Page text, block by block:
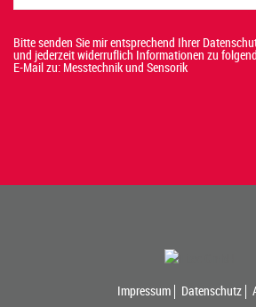
Bitte senden Sie mir entsprechend Ihrer
und jederzeit widerruflich Informationen zu
E-Mail zu: Messtechnik und Sensorik
Impressum Datenschutz